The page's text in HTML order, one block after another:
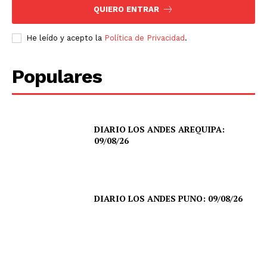
QUIERO ENTRAR
He leído y acepto la Política de Privacidad.
Populares
DIARIO LOS ANDES AREQUIPA:
09/08/26
DIARIO LOS ANDES PUNO: 09/08/26